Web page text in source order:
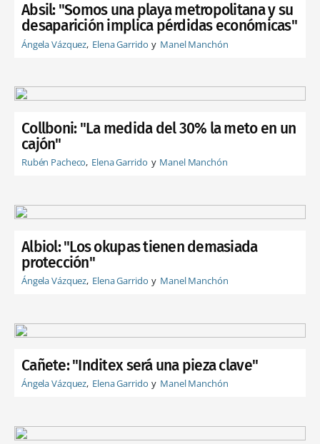
Absil: "Somos una playa metropolitana y su
desaparición implica pérdidas económicas"
Ángela Vázquez Elena Garrido Manel Manchón
Collboni: "La medida del 30% la meto en un
cajón"
Rubén Pacheco Elena Garrido Manel Manchón
Albiol: "Los okupas tienen demasiada
protección"
Ángela Vázquez Elena Garrido Manel Manchón
Cañete: "Inditex será una pieza clave"
Ángela Vázquez Elena Garrido Manel Manchón